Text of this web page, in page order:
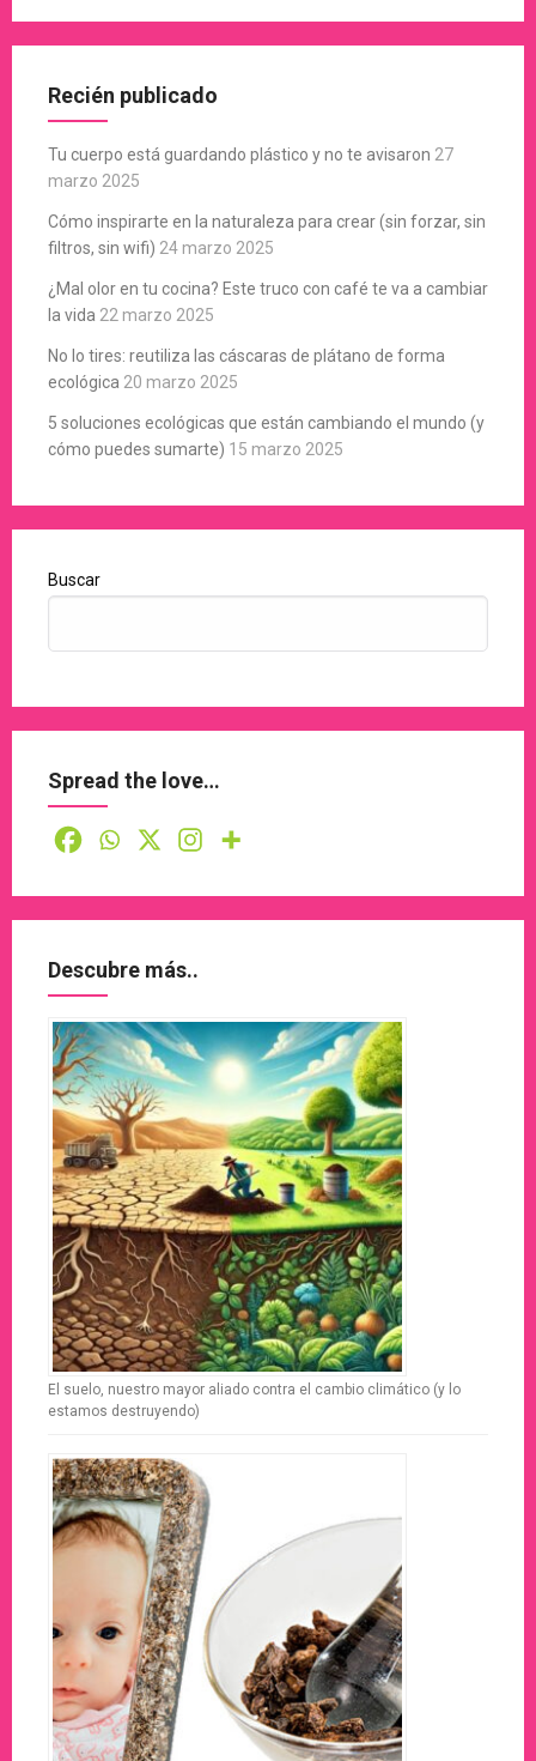
Recién publicado
Tu cuerpo está guardando plástico y no te avisaron 27
marzo 2025
Cómo inspirarte en la naturaleza para crear (sin forzar, sin
filtros, sin wifi) 24 marzo 2025
¿Mal olor en tu cocina? Este truco con café te va a cambiar
la vida 22 marzo 2025
No lo tires: reutiliza las cáscaras de plátano de forma
ecológica 20 marzo 2025
5 soluciones ecológicas que están cambiando el mundo (y
cómo puedes sumarte) 15 marzo 2025
Buscar
Spread the love…
Descubre más..
El suelo, nuestro mayor aliado contra el cambio climático (y lo
estamos destruyendo)